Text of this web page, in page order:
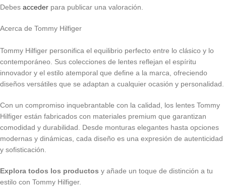
Debes acceder para publicar una valoración.
Acerca de Tommy Hilfiger
Tommy Hilfiger personifica el equilibrio perfecto entre lo clásico y lo
contemporáneo. Sus colecciones de lentes reflejan el espíritu
innovador y el estilo atemporal que define a la marca, ofreciendo
diseños versátiles que se adaptan a cualquier ocasión y personalidad.
Con un compromiso inquebrantable con la calidad, los lentes Tommy
Hilfiger están fabricados con materiales premium que garantizan
comodidad y durabilidad. Desde monturas elegantes hasta opciones
modernas y dinámicas, cada diseño es una expresión de autenticidad
y sofisticación.
Explora todos los productos y añade un toque de distinción a tu
estilo con Tommy Hilfiger.